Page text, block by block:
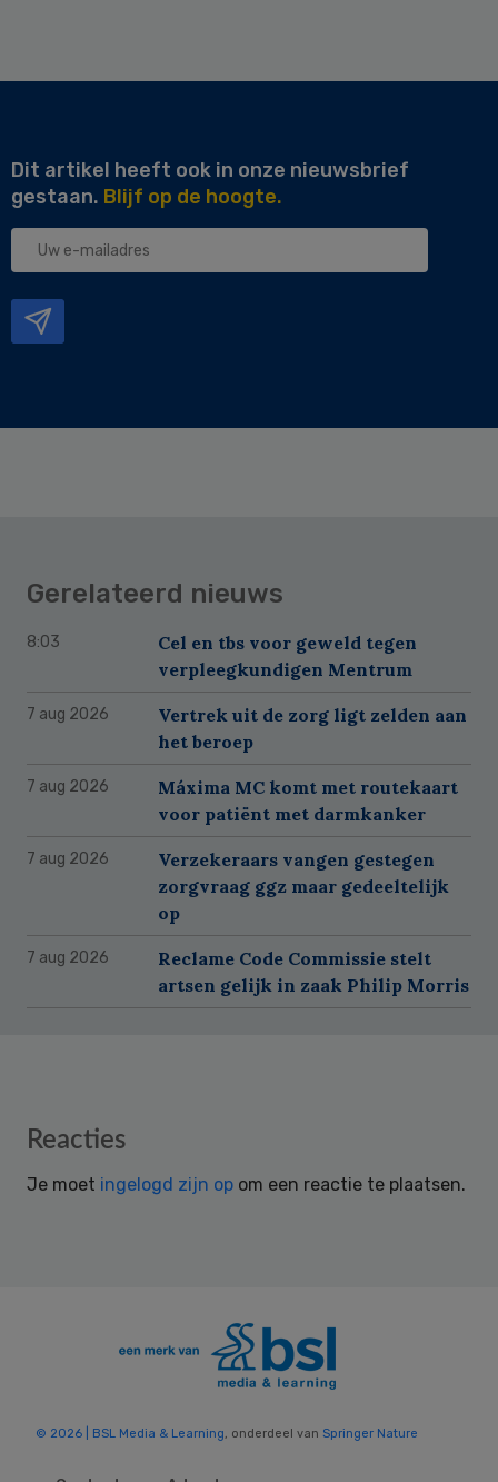
Dit artikel heeft ook in onze nieuwsbrief
gestaan. Blijf op de hoogte.
Uw
Gerelateerd nieuws
8:03
Cel en tbs voor geweld tegen
verpleegkundigen Mentrum
7 aug 2026
Vertrek uit de zorg ligt zelden aan
het beroep
7 aug 2026
Máxima MC komt met routekaart
voor patiënt met darmkanker
7 aug 2026
Verzekeraars vangen gestegen
zorgvraag ggz maar gedeeltelijk
op
7 aug 2026
Reclame Code Commissie stelt
artsen gelijk in zaak Philip Morris
Reader
Reacties
Je moet ingelogd zijn op om een reactie te plaatsen.
© 2026 | BSL Media & Learning, onderdeel van Springer Nature